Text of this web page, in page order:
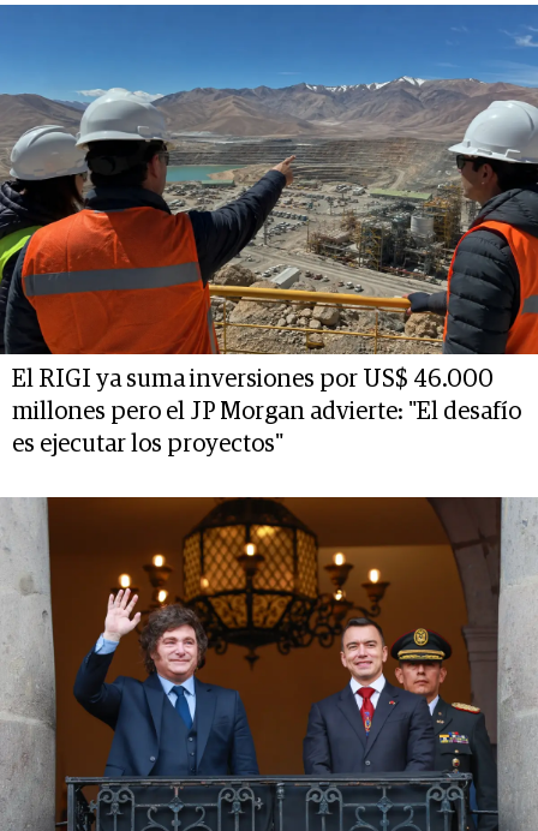
El RIGI ya suma inversiones por US$ 46.000
millones pero el JP Morgan advierte: "El desafío
es ejecutar los proyectos"